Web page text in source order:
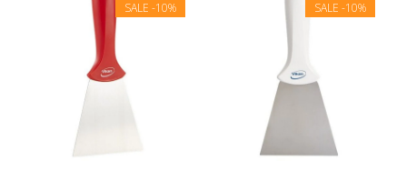
SALE -10% SALE -10%